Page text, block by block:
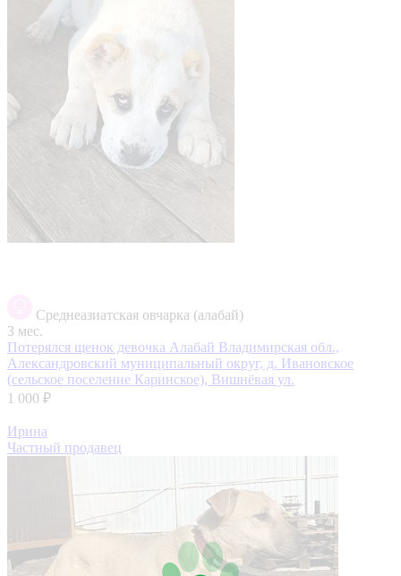
Среднеазиатская овчарка (алабай)
3 мес.
Потерялся щенок девочка Алабай Владимирская обл.,
Александровский муниципальный округ, д. Ивановское
(сельское поселение Каринское), Вишнёвая ул.
1 000 ₽
Ирина
Частный продавец